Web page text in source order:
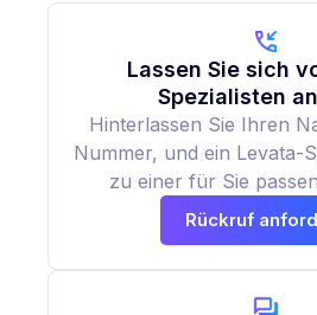
Lassen Sie sich
Spezialisten
Hinterlassen Sie Ihren
Nummer, und ein Levata-
zu einer für Sie
Rückruf